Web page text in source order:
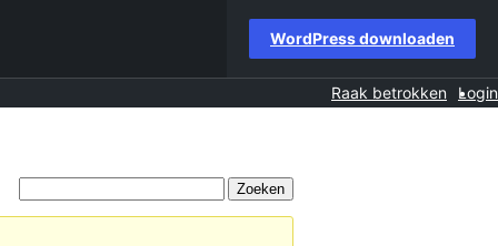
WordPress downloaden
Raak betrokken Login